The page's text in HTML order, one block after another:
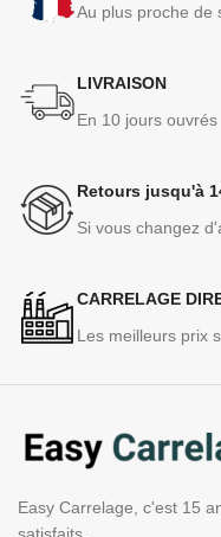
Au plus proche de
LIVRAISON
En 10 jours ouvrés
Retours jusqu'à
Si vous changez
CARRELAGE
Les meilleurs prix
Easy Carrelage, c'est 15
satisfaits.